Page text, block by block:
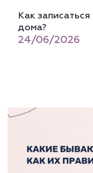
Как
дома?
24/06/2026